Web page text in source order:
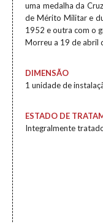
uma medalha da
de Mérito Militar e
1952 e outra com o
Morreu a 19 de abril
DIMENSÃO
1 unidade de
ESTADO DE
Integralmente